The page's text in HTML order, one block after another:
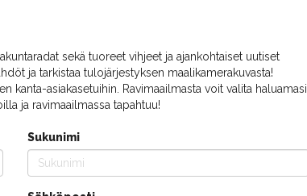
sekä tuoreet vihjeet ja ajankohtaiset uutiset
ja tarkistaa tulojärjestyksen maalikamerakuvasta!
kanta-asiakasetuihin. Ravimaailmasta voit valita haluamasi
ja ravimaailmassa tapahtuu!
Sukunimi